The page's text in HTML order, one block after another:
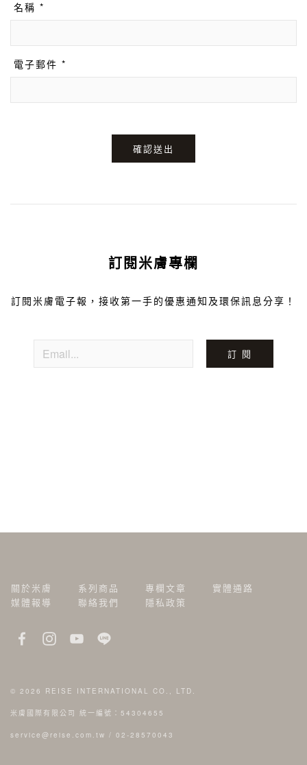
名稱 *
電子郵件 *
確認送出
訂閱米膚專欄
訂閱米膚電子報，接收第一手的優惠通知及環保訊息分享！
訂 閱
關於米膚 系列商品 專欄文章
實體通路
媒體報導
聯絡我們 隱私政策
© 2026 REISE INTERNATIONAL CO., LTD.
米膚國際有限公司 統一編號：54304655
service@reise.com.tw / 02-28570043